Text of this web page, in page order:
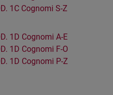
1C Cognomi S-Z
1D Cognomi A-E
1D Cognomi F-O
1D Cognomi P-Z